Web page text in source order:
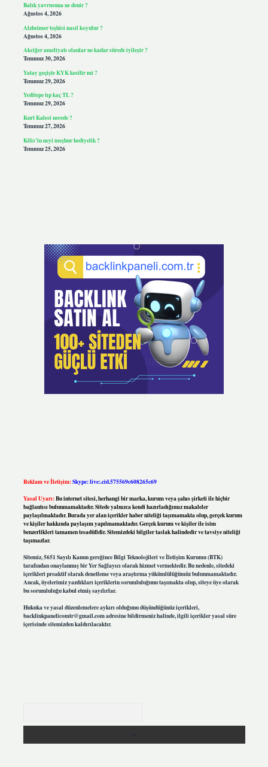
Balık yavrusuna ne denir ?
Ağustos 4, 2026
Alzheimer teşhisi nasıl koyulur ?
Ağustos 4, 2026
Akciğer ameliyatı olanlar ne kadar sürede iyileşir ?
Temmuz 30, 2026
Yatay geçişte KYK kesilir mi ?
Temmuz 29, 2026
Yeditepe tıp kaç TL ?
Temmuz 29, 2026
Kurt Kalesi nerede ?
Temmuz 27, 2026
Kilis’in neyi meşhur hediyelik ?
Temmuz 25, 2026
Reklam ve İletişim:Skype: live:.cid.575569c608265c69
Yasal Uyarı:Bu internet sitesi, herhangi bir marka, kurum veya şahıs şirketi ile hiçbir
bağlantısı bulunmamaktadır. Sitede yalnızca kendi hazırladığımız makaleler
paylaşılmaktadır. Burada yer alan içerikler haber niteliği taşımamakta olup, gerçek kurum
ve kişiler hakkında paylaşım yapılmamaktadır. Gerçek kurum ve kişiler ile isim
benzerlikleri tamamen tesadüfidir. Sitemizdeki bilgiler taslak halindedir ve tavsiye niteliği
taşımazlar.
Sitemiz, 5651 Sayılı Kanun gereğince Bilgi Teknolojileri ve İletişim Kurumu (BTK)
tarafından onaylanmış bir Yer Sağlayıcı olarak hizmet vermektedir. Bu nedenle, sitedeki
içerikleri proaktif olarak denetleme veya araştırma yükümlülüğümüz bulunmamaktadır.
Ancak, üyelerimiz yazdıkları içeriklerin sorumluluğunu taşımakta olup, siteye üye olarak
bu sorumluluğu kabul etmiş sayılırlar.
Hukuka ve yasal düzenlemelere aykırı olduğunu düşündüğünüz içerikleri,
backlinkpanelicomtr@gmail.comadresine bildirmeniz halinde, ilgili içerikler yasal süre
içerisinde sitemizden kaldırılacaktır.